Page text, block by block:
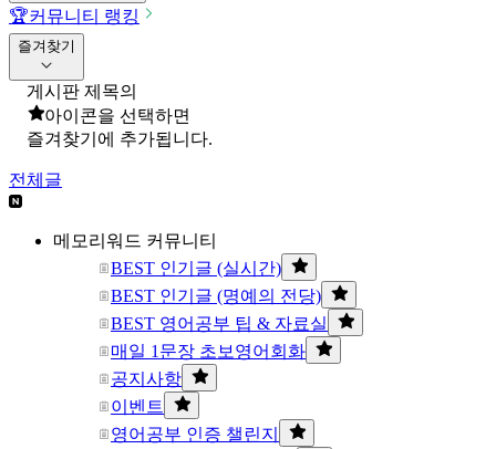
🏆커뮤니티 랭킹
즐겨찾기
게시판 제목의
아이콘을 선택하면
즐겨찾기에 추가됩니다.
전체글
메모리워드 커뮤니티
BEST 인기글 (실시간)
BEST 인기글 (명예의 전당)
BEST 영어공부 팁 & 자료실
매일 1문장 초보영어회화
공지사항
이벤트
영어공부 인증 챌린지